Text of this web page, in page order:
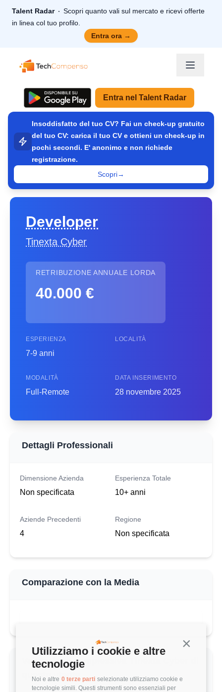
Continua
Utilizziamo i cookie e altre
tecnologie
Noi e altre 0 terze parti selezionate utilizziamo cookie e
tecnologie simili. Questi strumenti sono essenziali per
Talent Radar
Scopri quanto vali sul mercato e ricevi offerte
in linea col tuo profilo.
Entra ora →
TechCompenso
Entra nel Talent Radar
Insoddisfatto del tuo CV? Fai un check-up gratuito
del tuo CV: carica il tuo CV e ottieni un check-up in
pochi secondi. E' anonimo e non richiede
registrazione.
Scopri→
Developer
Tinexta Cyber
RETRIBUZIONE ANNUALE LORDA
40.000 €
ESPERIENZA
7-9 anni
LOCALITÀ
MODALITÀ
Full-Remote
DATA INSERIMENTO
28 novembre 2025
Dettagli Professionali
Dimensione Azienda
Non specificata
Esperienza Totale
10+ anni
Aziende Precedenti
4
Regione
Non specificata
Comparazione con la Media
Valutazione complessiva Tinexta Cyber di
questo utente